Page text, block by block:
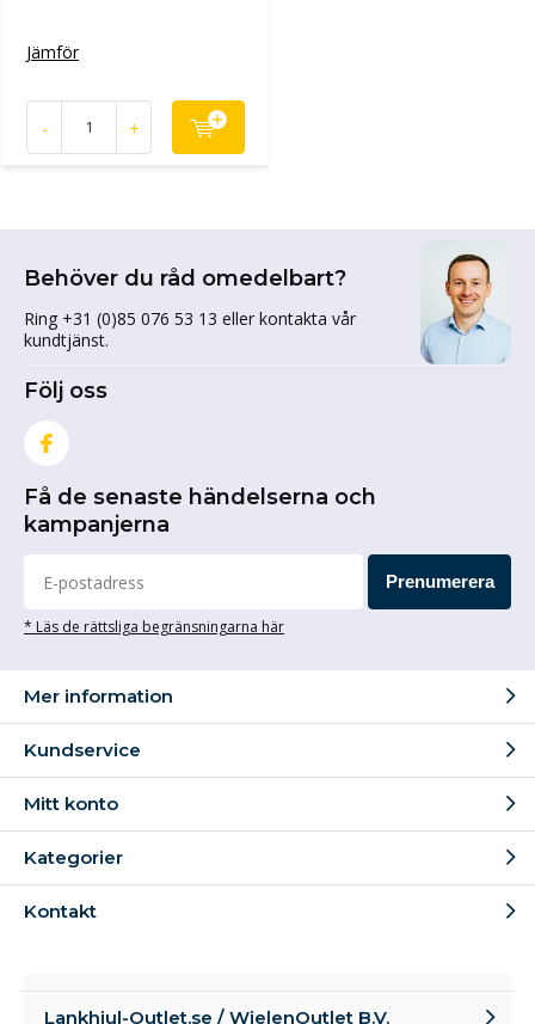
Jämför
- +
Behöver du råd omedelbart?
Ring +31 (0)85 076 53 13 eller kontakta vår
kundtjänst.
Följ oss
Få de senaste händelserna och
kampanjerna
Prenumerera
* Läs de rättsliga begränsningarna här
Mer information
Kundservice
Mitt konto
Kategorier
Kontakt
Lankhjul-Outlet.se / WielenOutlet B.V.